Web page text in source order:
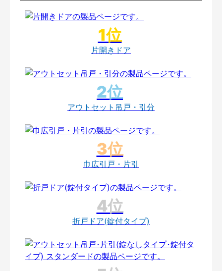
片開きドア
アウトセット吊戸・引分
巾広引戸・片引
折戸ドア(錠付タイプ)